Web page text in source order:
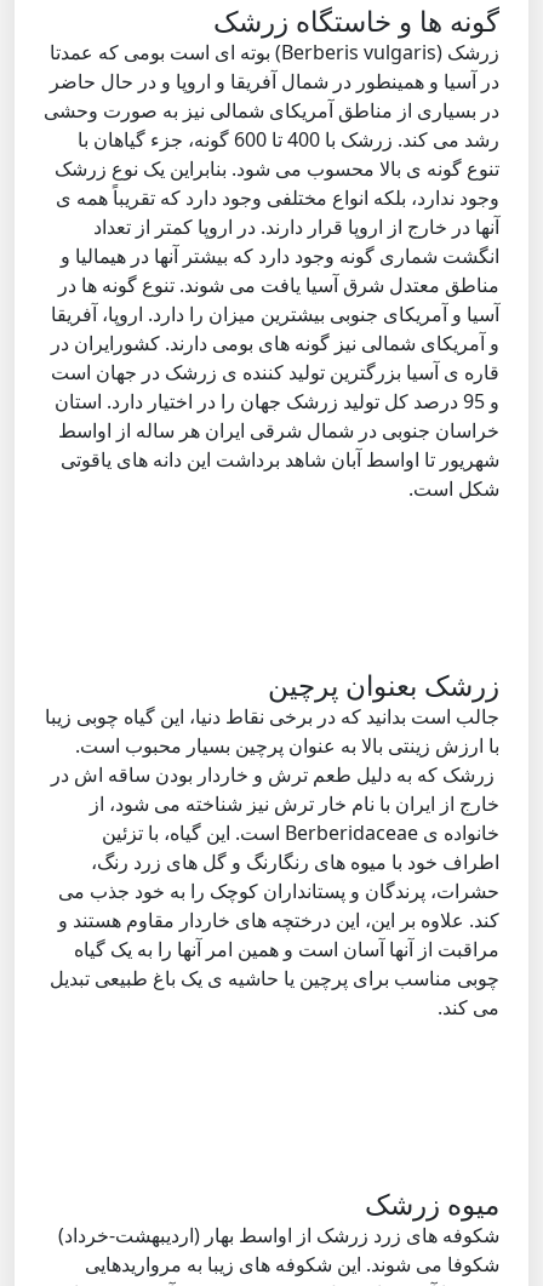
گونه ها و خاستگاه زرشک
زرشک (Berberis vulgaris) بوته ای است بومی که عمدتا
در آسیا و همینطور در شمال آفریقا و اروپا و در حال حاضر
در بسیاری از مناطق آمریکای شمالی نیز به صورت وحشی
رشد می کند. زرشک با 400 تا 600 گونه، جزء گیاهان با
تنوع گونه ی بالا محسوب می شود. بنابراین یک نوع زرشک
وجود ندارد، بلکه انواع مختلفی وجود دارد که تقریباً همه ی
آنها در خارج از اروپا قرار دارند. در اروپا کمتر از تعداد
انگشت شماری گونه وجود دارد که بیشتر آنها در هیمالیا و
مناطق معتدل شرق آسیا یافت می شوند. تنوع گونه ها در
آسیا و آمریکای جنوبی بیشترین میزان را دارد. اروپا، آفریقا
و آمریکای شمالی نیز گونه های بومی دارند. کشورایران در
قاره ی آسیا بزرگترین تولید کننده ی زرشک در جهان است
و 95 درصد کل تولید زرشک جهان را در اختیار دارد. استان
خراسان جنوبی در شمال شرقی ایران هر ساله از اواسط
شهریور تا اواسط آبان شاهد برداشت این دانه های یاقوتی
شکل است.
زرشک بعنوان پرچین
جالب است بدانید که در برخی نقاط دنیا، این گیاه چوبی زیبا
با ارزش زینتی بالا به عنوان پرچین بسیار محبوب است.
زرشک که به دلیل طعم ترش و خاردار بودن ساقه اش در
خارج از ایران با نام خار ترش نیز شناخته می شود، از
خانواده ی Berberidaceae است. این گیاه، با تزئین
اطراف خود با میوه های رنگارنگ و گل های زرد رنگ،
حشرات، پرندگان و پستانداران کوچک را به خود جذب می
کند. علاوه بر این، این درختچه های خاردار مقاوم هستند و
مراقبت از آنها آسان است و همین امر آنها را به یک گیاه
چوبی مناسب برای پرچین یا حاشیه ی یک باغ طبیعی تبدیل
می کند.
میوه زرشک
شکوفه های زرد زرشک از اواسط بهار (اردیبهشت-خرداد)
شکوفا می شوند. این شکوفه های زیبا به مرواریدهایی